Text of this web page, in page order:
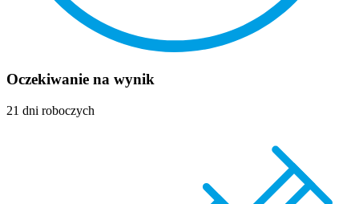
Oczekiwanie na wynik
21 dni roboczych